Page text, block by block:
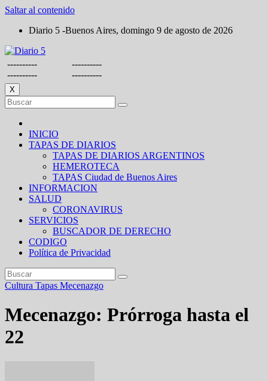
Saltar al contenido
Diario 5 -Buenos Aires, domingo 9 de agosto de 2026
----------
----------
----------
----------
X
INICIO
TAPAS DE DIARIOS
TAPAS DE DIARIOS ARGENTINOS
HEMEROTECA
TAPAS Ciudad de Buenos Aires
INFORMACION
SALUD
CORONAVIRUS
SERVICIOS
BUSCADOR DE DERECHO
CODIGO
Política de Privacidad
Cultura Tapas Mecenazgo
Mecenazgo: Prórroga hasta el
22